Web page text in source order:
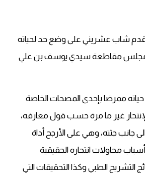
أقدم شاب عشريني على وضع حد لحياته
مجلس مقاطعة سيدي يوسف بن علي
ممرضا بإحدى المصحات الخاصة
غير ما مرة حسب قول معارفه،
جانب جثته، وهي على الأرجح أداة
محاولات انتحاره الحقيقية
التشريح الطبي وكذا التحقيقات التي